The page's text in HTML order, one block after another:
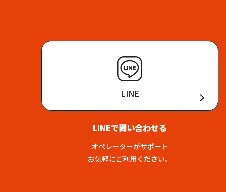
LINE
LINEで問い合わせる
オペレーターがサポート
お気軽にご利用ください。